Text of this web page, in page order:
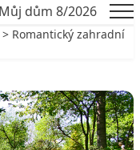
> Romantický zahradní